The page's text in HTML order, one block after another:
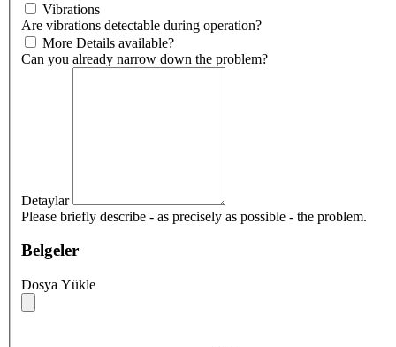
Vibrations
Are vibrations detectable during operation?
More Details available?
Can you already narrow down the problem?
Detaylar
Please briefly describe - as precisely as possible - the problem.
Belgeler
Dosya Yükle